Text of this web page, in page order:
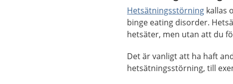
Hetsätningsstörning kallas
binge eating disorder.
hetsäter, men utan att du
Det är vanligt att ha haft
hetsätningsstörning, till